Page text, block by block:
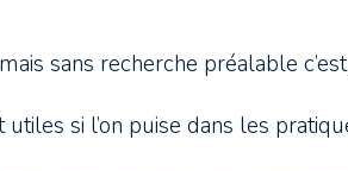
sans recherche préalable
si l’on puise dans les